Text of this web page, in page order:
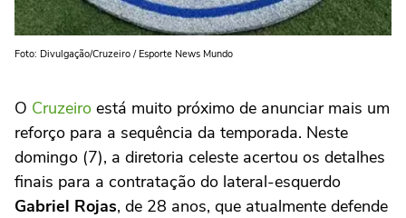
Foto: Divulgação/Cruzeiro / Esporte News Mundo
O Cruzeiro está muito próximo de anunciar mais um
reforço para a sequência da temporada. Neste
domingo (7), a diretoria celeste acertou os detalhes
finais para a contratação do lateral-esquerdo
Gabriel Rojas, de 28 anos, que atualmente defende